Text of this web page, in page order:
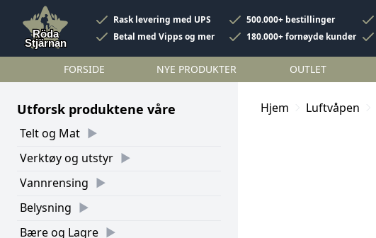
Rask levering med UPS 500.000+ bestillinger
Betal med Vipps og mer
180.000+ fornøyde kunder
FORSIDE NYE PRODUKTER OUTLET
Utforsk produktene våre
Telt og Mat
Verktøy og utstyr
Vannrensing
Belysning
Bære og Lagre
Hjem Luftvåpen